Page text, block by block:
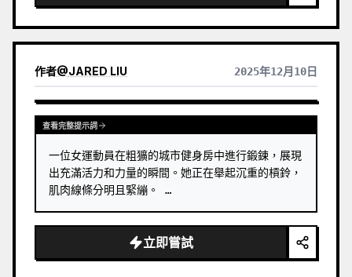
作者@JARED LIU 2025年12月10日
查看完整提示詞
一位女運動員在粗獷的城市健身房中進行鍛鍊，展現
出充滿活力和力量的瞬間。她正在舉起沉重的槓鈴，
肌肉線條分明且緊繃。 …
立即嘗試